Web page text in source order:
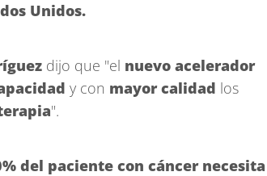
Unidos.
dijo que "el nuevo acelerador
y con mayor calidad los
".
del paciente con cáncer necesita